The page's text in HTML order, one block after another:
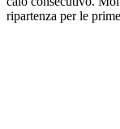
ripartenza per le